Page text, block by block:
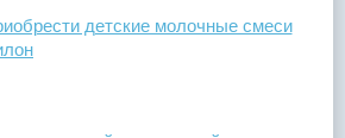
детские молочные смеси